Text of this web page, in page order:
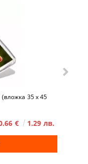
35 x 45
€ 1.29 лв.